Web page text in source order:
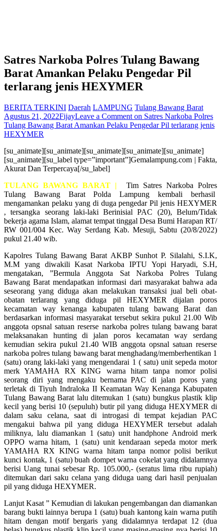
Satres Narkoba Polres Tulang Bawang
Barat Amankan Pelaku Pengedar Pil
terlarang jenis HEXYMER
BERITA TERKINI Daerah LAMPUNG Tulang Bawang Barat
Agustus 21, 2022FijayLeave a Comment on Satres Narkoba Polres
Tulang Bawang Barat Amankan Pelaku Pengedar Pil terlarang jenis
HEXYMER
[su_animate][su_animate][su_animate][su_animate][su_animate]
[su_animate][su_label type=”important”]Gemalampung.com | Fakta,
Akurat Dan Terpercaya[/su_label]
TULANG BAWANG BARAT | Tim Satres Narkoba Polres
Tulang Bawang Barat Polda Lampung kembali berhasil
mengamankan pelaku yang di duga pengedar Pil jenis HEXYMER
, tersangka seorang laki-laki Berinisial PAC (20), Belum/Tidak
bekerja agama Islam, alamat tempat tinggal Desa Bumi Harapan RT/
RW 001/004 Kec. Way Serdang Kab. Mesuji, Sabtu (20/8/2022)
pukul 21.40 wib.
Kapolres Tulang Bawang Barat AKBP Sunhot P. Silalahi, S.I.K,
M.M yang diwakili Kasat Narkoba IPTU Yopi Haryadi, S.H,
mengatakan, ”Bermula Anggota Sat Narkoba Polres Tulang
Bawang Barat mendapatkan informasi dari masyarakat bahwa ada
seseorang yang diduga akan melakukan transaksi jual beli obat-
obatan terlarang yang diduga pil HEXYMER dijalan poros
kecamatan way kenanga kabupaten tulang bawang Barat dan
berdasarkan informasi masyarakat tersebut sekira pukul 21.00 Wib
anggota opsnal satuan reserse narkoba polres tulang bawang barat
melaksanakan hunting di jalan poros kecamatan way serdang
kemudian sekira pukul 21.40 WIB anggota opsnal satuan reserse
narkoba polres tulang bawang barat menghadang/memberhentikan 1
(satu) orang laki-laki yang mengendarai 1 ( satu) unit sepeda motor
merk YAMAHA RX KING warna hitam tanpa nomor polisi
seorang diri yang mengaku bernama PAC di jalan poros yang
terletak di Tiyuh Indraloka II Keamatan Way Kenanga Kabupaten
Tulang Bawang Barat lalu ditemukan 1 (satu) bungkus plastik klip
kecil yang berisi 10 (sepuluh) butir pil yang diduga HEXYMER di
dalam saku celana, saat di introgasi di tempat kejadian PAC
mengakui bahwa pil yang diduga HEXYMER tersebut adalah
miliknya, lalu diamankan 1 (satu) unit handphone Android merk
OPPO warna hitam, 1 (satu) unit kendaraan sepeda motor merk
YAMAHA RX KING warna hitam tanpa nomor polisi berikut
kunci kontak, 1 (satu) buah dompet warna cokelat yang didalamnya
berisi Uang tunai sebesar Rp. 105.000,- (seratus lima ribu rupiah)
ditemukan dari saku celana yang diduga uang dari hasil penjualan
pil yang diduga HEXYMER.
Lanjut Kasat ” Kemudian di lakukan pengembangan dan diamankan
barang bukti lainnya berupa 1 (satu) buah kantong kain warna putih
hitam dengan motif bergaris yang didalamnya terdapat 12 (dua